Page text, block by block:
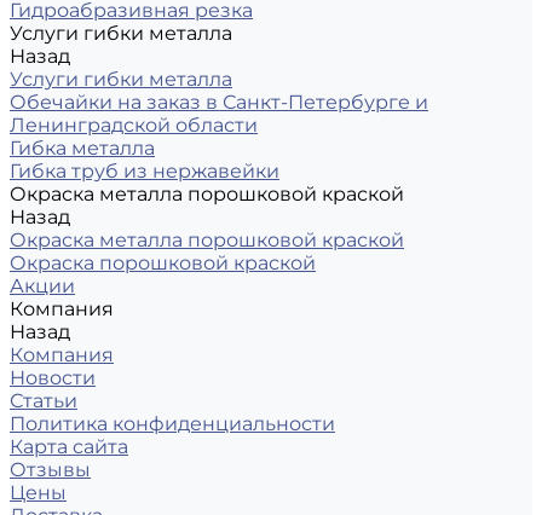
Гидроабразивная резка
Услуги гибки металла
Назад
Услуги гибки металла
Обечайки на заказ в Санкт-Петербурге и
Ленинградской области
Гибка металла
Гибка труб из нержавейки
Окраска металла порошковой краской
Назад
Окраска металла порошковой краской
Окраска порошковой краской
Акции
Компания
Назад
Компания
Новости
Статьи
Политика конфиденциальности
Карта сайта
Отзывы
Цены